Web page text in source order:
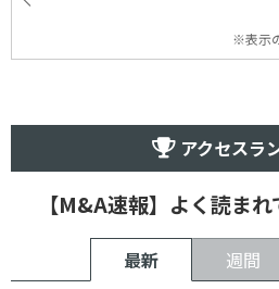
※表示
アクセスラ
【M&A速報】よく読ま
最新 週間